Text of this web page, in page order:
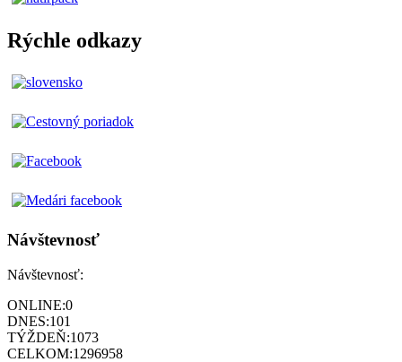
Rýchle odkazy
Návštevnosť
Návštevnosť:
ONLINE:0
DNES:101
TÝŽDEŇ:1073
CELKOM:1296958